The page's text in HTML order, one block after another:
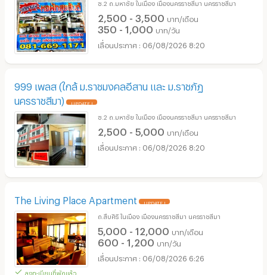
ซ.2 ถ.มหาชัย ในเมือง เมืองนครราชสีมา นครราชสีมา
2,500 - 3,500 บาท/เดือน
350 - 1,000 บาท/วัน
06/08/2026 8:20
999 เพลส (ใกล้ ม.ราชมงคลอีสาน และ ม.ราชภัฏ
นครราชสีมา)
UPDATE !
ซ.2 ถ.มหาชัย ในเมือง เมืองนครราชสีมา นครราชสีมา
2,500 - 5,000 บาท/เดือน
06/08/2026 8:20
The Living Place Apartment UPDATE !
ลงทะเบียนที่พักแล้ว
ถ.สืบศิริ ในเมือง เมืองนครราชสีมา นครราชสีมา
5,000 - 12,000 บาท/เดือน
600 - 1,200 บาท/วัน
06/08/2026 6:26